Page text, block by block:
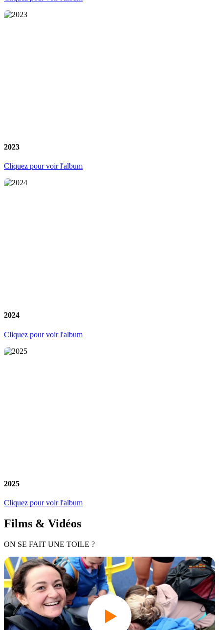
2023
Cliquez pour voir l'album
2024
Cliquez pour voir l'album
2025
Cliquez pour voir l'album
Films & Vidéos
ON SE FAIT UNE TOILE ?